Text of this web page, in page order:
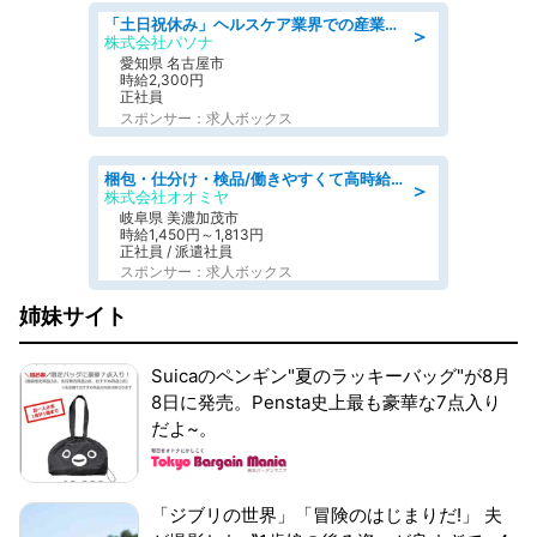
＞
「土日祝休み」ヘルスケア業界での産業保健師業務/看護師/高時給/未経験OK/要資格:正看護師
株式会社パソナ
愛知県 名古屋市
時給2,300円
正社員
スポンサー：求人ボックス
＞
梱包・仕分け・検品/働きやすくて高時給の仕分け作業長期休暇充実/残業なし
株式会社オオミヤ
岐阜県 美濃加茂市
時給1,450円～1,813円
正社員 / 派遣社員
スポンサー：求人ボックス
姉妹サイト
Suicaのペンギン"夏のラッキーバッグ"が8月
8日に発売。Pensta史上最も豪華な7点入り
だよ~。
「ジブリの世界」「冒険のはじまりだ!」 夫